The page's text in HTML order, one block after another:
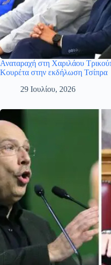
Αναταραχή στη Χαριλάου
Κουρέτα στην εκδήλωση Τσίπρα
29 Ιουλίου, 2026